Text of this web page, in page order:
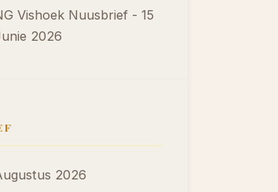
Vishoek Nuusbrief - 15
2026
2026